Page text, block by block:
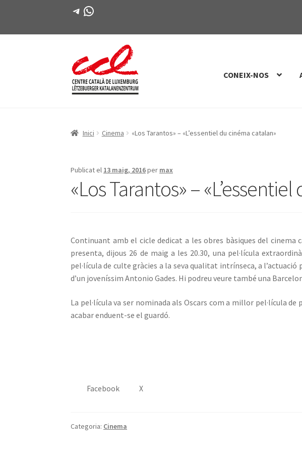
Telegram
WhatsApp
Salta
a
Vés
al
CONEIX-NOS
Inici Cinema «Los Tarantos» – «L’essentiel du cinéma catalan»
Publicat el 13 maig, 2016per max
«Los Tarantos» –
Continuant amb el cicle dedicat a les obres bàsiques del cinema
presenta, dijous 26 de maig a les 20.30, una pel·lícula
pel·lícula de culte gràcies a la seva qualitat intrínseca, a
d’un joveníssim Antonio Gades. Hi podreu veure també una
La pel·lícula va ser nominada als Oscars com a millor pel·lícula
acabar enduent-se el guardó.
Facebook X
Categoria: Cinema